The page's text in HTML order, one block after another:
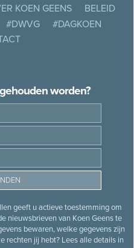
KOEN GEENS
BELEID
#DWVG
#DAGKOEN
worden?
geeft u actieve toestemming om
nieuwsbrieven van Koen Geens te
bewaren, welke gegevens zijn
rechten jij hebt? Lees alle details in